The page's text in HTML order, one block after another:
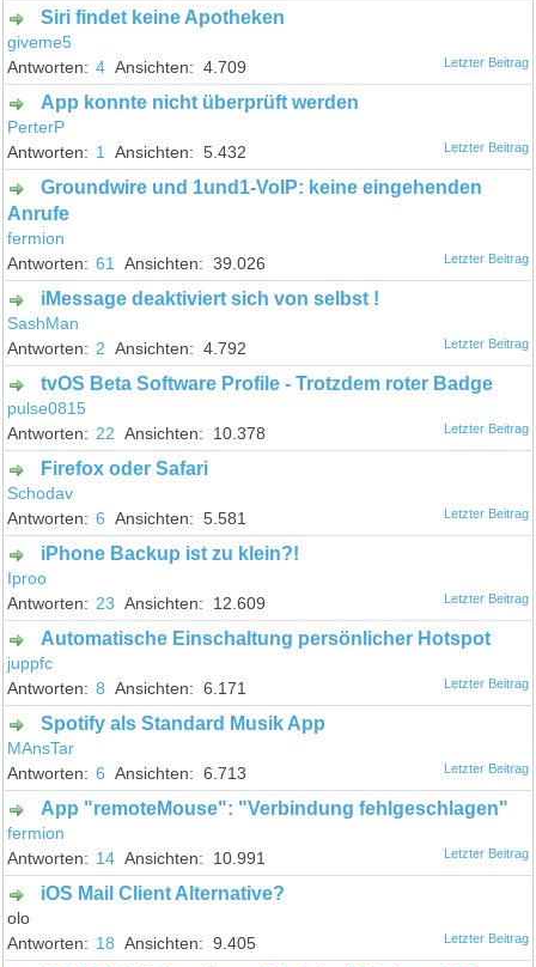
Siri findet keine Apotheken
giveme5
4
4.709
App konnte nicht überprüft werden
PerterP
1
5.432
Groundwire und 1und1-VoIP: keine eingehenden
Anrufe
fermion
61
39.026
iMessage deaktiviert sich von selbst !
SashMan
2
4.792
tvOS Beta Software Profile - Trotzdem roter Badge
pulse0815
22
10.378
Firefox oder Safari
Schodav
6
5.581
iPhone Backup ist zu klein?!
Iproo
23
12.609
Automatische Einschaltung persönlicher Hotspot
juppfc
8
6.171
Spotify als Standard Musik App
MAnsTar
6
6.713
App "remoteMouse": "Verbindung fehlgeschlagen"
fermion
14
10.991
iOS Mail Client Alternative?
olo
18
9.405